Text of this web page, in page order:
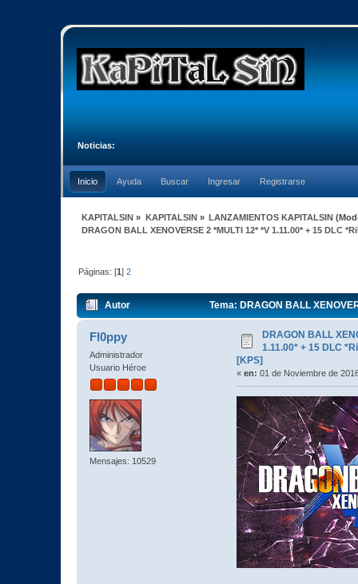
Noticias:
Inicio Ayuda Buscar Ingresar Registrarse
KAPITALSIN » KAPITALSIN» LANZAMIENTOS KAPITALSIN
DRAGON BALL XENOVERSE 2 *MULTI 12* *V 1.11.00* + 15 DLC
Páginas: [1]2
Autor Tema: DRAGON BALL
(Leído 14053 veces)
Fl0ppy
Administrador
Usuario Héroe
Mensajes: 10529
DRAGON BALL
1.11.00* + 15 DLC
[KPS]
« en: 01 de Noviembre de